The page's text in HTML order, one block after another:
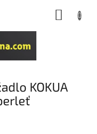
KOKUA